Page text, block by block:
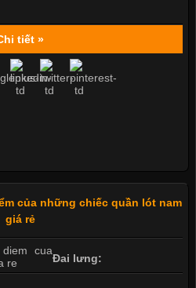
tiết »
của những chiếc quần lót nam
giá rẻ
Đai lưng: